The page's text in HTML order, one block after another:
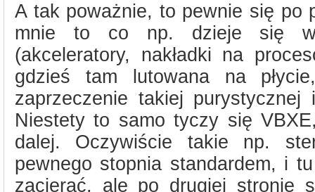
A tak poważnie, to pewnie się po
mnie to co np. dzieje się w
(akceleratory, nakładki na
gdzieś tam lutowana na
zaprzeczenie takiej purystycznej
Niestety to samo tyczy się
dalej. Oczywiście takie np.
pewnego stopnia standardem, i
zacierać, ale po drugiej stronie